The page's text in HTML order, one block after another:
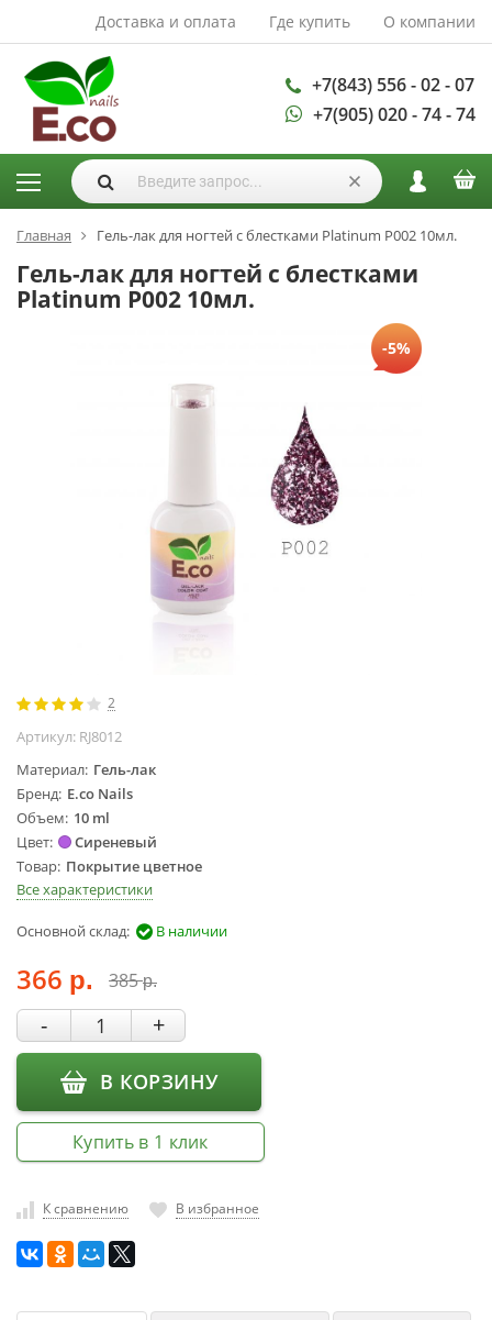
Доставка и оплата Где купить О компании
+7(843) 556 - 02 - 07
+7(905) 020 - 74 - 74
АКСЕССУАРЫ И
РАСХОДНЫЕ
МАТЕРИАЛЫ
Аксессуары
Запасные
лампы
Кисти
Одноразовая
Пилки
маникюра и
педикюра
Инструменты
Лампа-лупа
Лампы
Пылесосы
Стерилизаторы
Фрезы и
насадки
Хранение
РАСПРОДАЖА
Главная Гель-лак для ногтей с блестками Platinum P002 10мл.
Гель-лак для ногтей с блестками
Platinum P002 10мл.
-5%
2
Артикул: RJ8012
Материал Гель-лак
Бренд E.co Nails
Объем 10 ml
Цвет
Сиреневый
Товар Покрытие цветное
Все характеристики
Основной склад: В наличии
366 р. 385р.
- +
В КОРЗИНУ
Купить в 1 клик
К сравнению В избранное